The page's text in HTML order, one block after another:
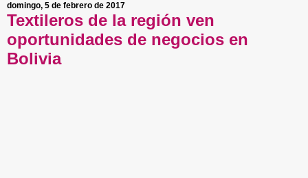
domingo, 5 de febrero de 2017
Textileros de la región ven
oportunidades de negocios en
Bolivia